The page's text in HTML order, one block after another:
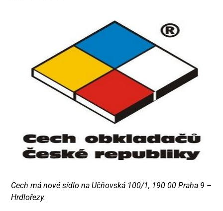
Cech má nové sídlo na Učňovská 100/1, 190 00 Praha 9 –
Hrdlořezy.